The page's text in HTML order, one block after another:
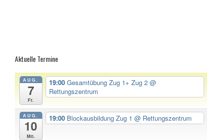
Aktuelle Termine
AUG.
7
Fr.
19:00 Gesamtübung Zug 1+ Zug 2 @
Rettungszentrum
AUG.
10
Mo.
19:00 Blockausbildung Zug 1 @ Rettungszentrum